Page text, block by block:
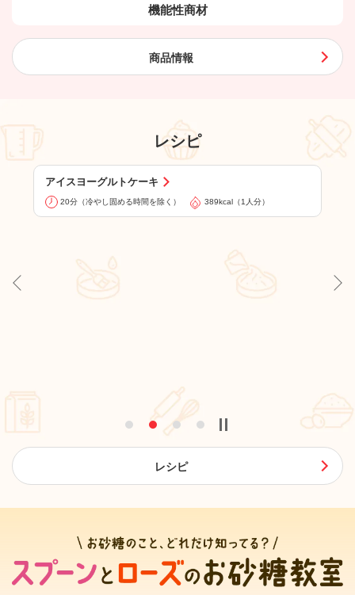
機能性商材
商品情報
レシピ
アイスヨーグルトケーキ
20分（冷やし固める時間を除く） 389kcal（1人分）
レシピ